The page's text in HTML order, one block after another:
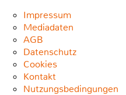
Impressum
Mediadaten
AGB
Datenschutz
Cookies
Kontakt
Nutzungsbedingungen